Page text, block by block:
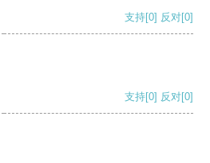
支持[0] 反对[0]
支持[0] 反对[0]